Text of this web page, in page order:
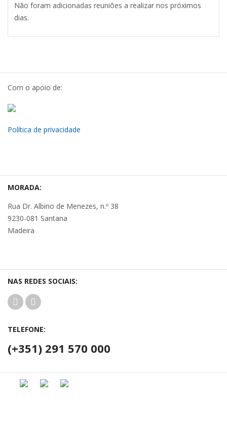
Não foram adicionadas reuniões a realizar nos próximos
dias.
Com o apoio de:
Política de privacidade
MORADA:
Rua Dr. Albino de Menezes, n.º 38
9230-081 Santana
Madeira
NAS REDES SOCIAIS:
TELEFONE:
(+351) 291 570 000